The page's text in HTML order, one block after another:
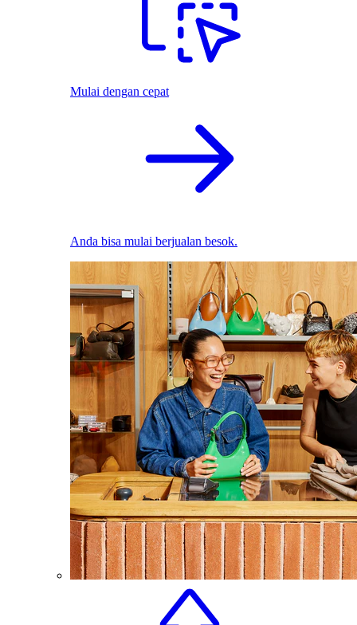
Mulai dengan cepat
Anda bisa mulai berjualan besok.